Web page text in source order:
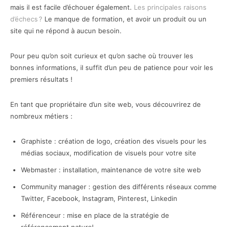
mais il est facile d’échouer également. Les principales raisons
d’échecs ? Le manque de formation, et avoir un produit ou un
site qui ne répond à aucun besoin.
Pour peu qu’on soit curieux et qu’on sache où trouver les
bonnes informations, il suffit d’un peu de patience pour voir les
premiers résultats !
En tant que propriétaire d’un site web, vous découvrirez de
nombreux métiers :
Graphiste : création de logo, création des visuels pour les
médias sociaux, modification de visuels pour votre site
Webmaster : installation, maintenance de votre site web
Community manager : gestion des différents réseaux comme
Twitter, Facebook, Instagram, Pinterest, Linkedin
Référenceur : mise en place de la stratégie de